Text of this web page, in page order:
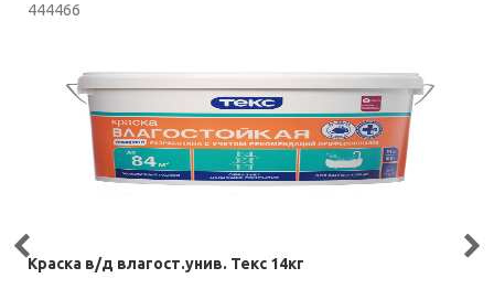
444466
Краска в/д влагост.унив. Текс 14кг